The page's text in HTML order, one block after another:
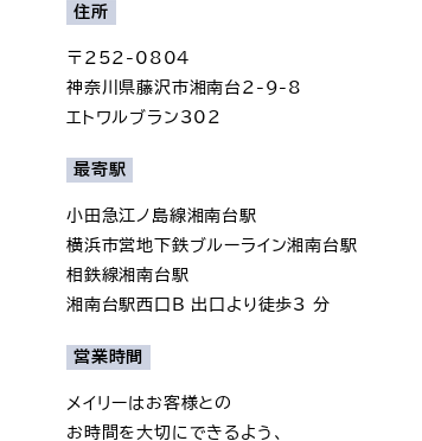
住所
〒252-0804
神奈川県藤沢市湘南台2-9-8
エトワルブラン302
最寄駅
小田急江ノ島線湘南台駅
横浜市営地下鉄ブルーライン湘南台駅
相鉄線湘南台駅
湘南台駅西口B 出口より徒歩3 分
営業時間
メイリーはお客様との
お時間を大切にできるよう、